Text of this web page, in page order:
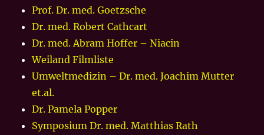
Prof. Dr. med. Goetzsche
Dr. med. Robert Cathcart
Dr. med. Abram Hoffer – Niacin
Weiland Filmliste
Umweltmedizin – Dr. med. Joachim Mutter
et.al.
Dr. Pamela Popper
Symposium Dr. med. Matthias Rath